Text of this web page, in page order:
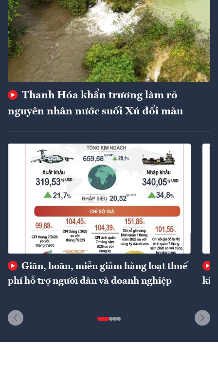
Thanh Hóa khẩn trương làm rõ
nguyên nhân nước suối Xú đổi màu
Giãn, hoãn, miễn giảm hàng loạt thuế
phí hỗ trợ người dân và doanh nghiệp